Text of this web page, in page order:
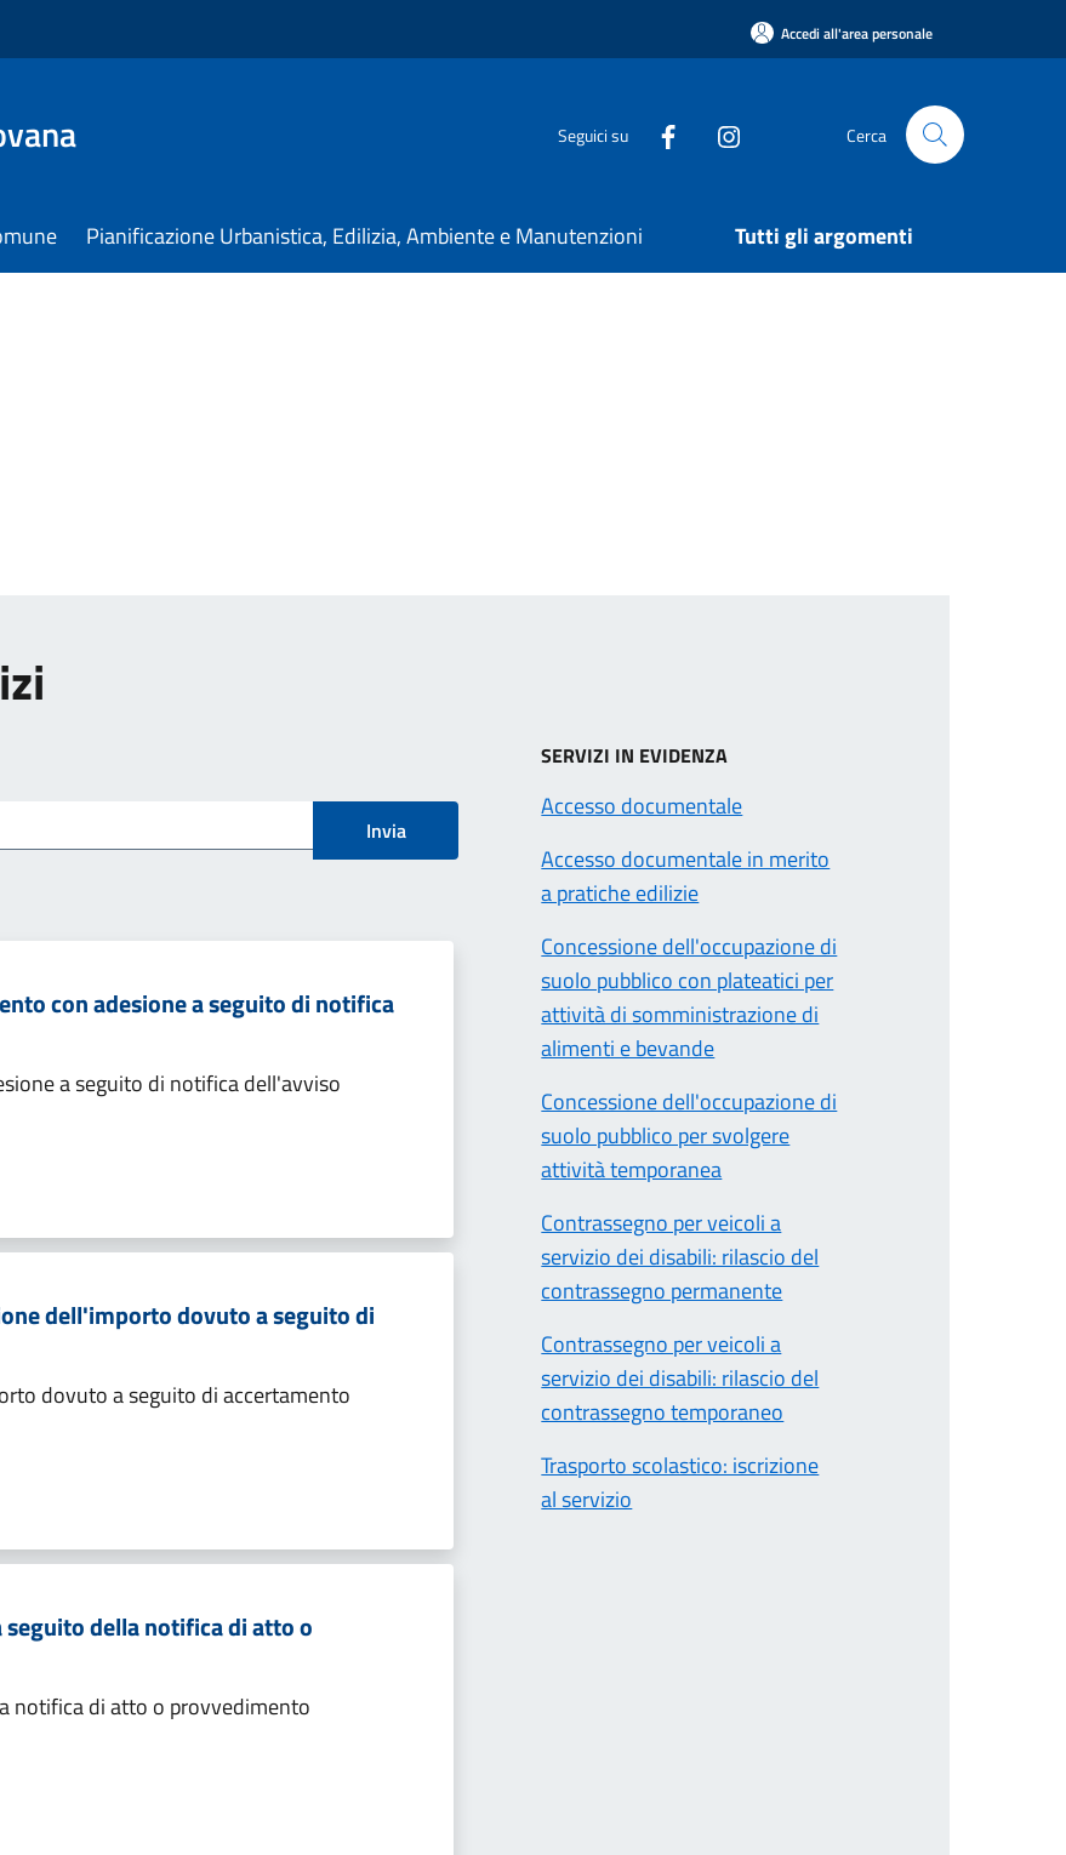
Accedi all'area personale
Seguici su Cerca
Pianificazione Urbanistica, Edilizia, Ambiente e Manutenzioni Tutti gli argomenti
Invia
con adesione a seguito di notifica
a seguito di notifica dell'avviso
dell'importo dovuto a seguito di
dovuto a seguito di accertamento
della notifica di atto o
notifica di atto o provvedimento
SERVIZI IN EVIDENZA
Accesso documentale
Accesso documentale in merito
a pratiche edilizie
Concessione dell'occupazione di
suolo pubblico con plateatici per
attività di somministrazione di
alimenti e bevande
Concessione dell'occupazione di
suolo pubblico per svolgere
attività temporanea
Contrassegno per veicoli a
servizio dei disabili: rilascio del
contrassegno permanente
Contrassegno per veicoli a
servizio dei disabili: rilascio del
contrassegno temporaneo
Trasporto scolastico: iscrizione
al servizio